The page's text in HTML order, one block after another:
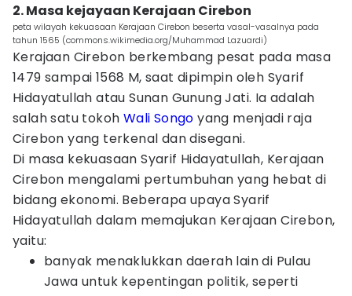
2. Masa kejayaan Kerajaan Cirebon
peta wilayah kekuasaan Kerajaan Cirebon beserta vasal-vasalnya pada
tahun 1565 (commons.wikimedia.org/Muhammad Lazuardi)
Kerajaan Cirebon berkembang pesat pada masa
1479 sampai 1568 M, saat dipimpin oleh Syarif
Hidayatullah atau Sunan Gunung Jati. Ia adalah
salah satu tokoh Wali Songo yang menjadi raja
Cirebon yang terkenal dan disegani.
Di masa kekuasaan Syarif Hidayatullah, Kerajaan
Cirebon mengalami pertumbuhan yang hebat di
bidang ekonomi. Beberapa upaya Syarif
Hidayatullah dalam memajukan Kerajaan Cirebon,
yaitu:
banyak menaklukkan daerah lain di Pulau
Jawa untuk kepentingan politik, seperti